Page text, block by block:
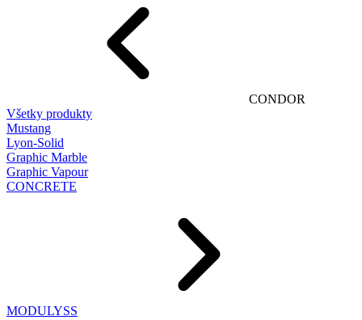
CONDOR
Všetky produkty
Mustang
Lyon-Solid
Graphic Marble
Graphic Vapour
CONCRETE
MODULYSS